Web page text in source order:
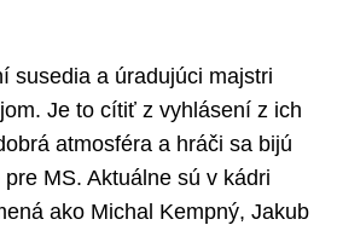
susedia a úradujúci majstri
Je to cítiť z vyhlásení z ich
atmosféra a hráči sa bijú
MS. Aktuálne sú v kádri
ako Michal Kempný, Jakub